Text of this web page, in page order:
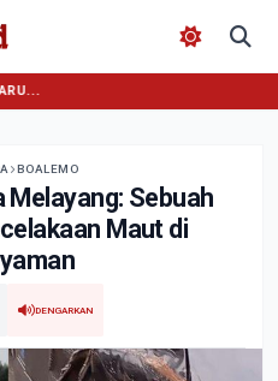
BOALEMO
Melayang: Sebuah
Maut di
DENGARKAN